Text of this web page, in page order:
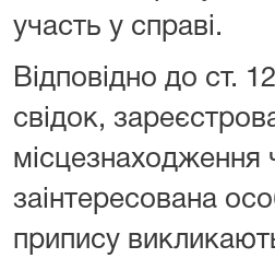
участь у справі.
Відповідно до ст.
свідок,
місцезнаходження
заінтересована
припису